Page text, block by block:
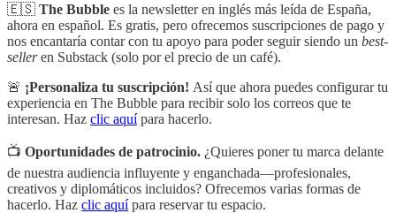
🇪🇸 The Bubble es la newsletter en inglés más leída de España,
ahora en español. Es gratis, pero ofrecemos suscripciones de pago y
nos encantaría contar con tu apoyo para poder seguir siendo un best-
selleren Substack (solo por el precio de un café).
🚨 ¡Personaliza tu suscripción! Así que ahora puedes configurar tu
experiencia en The Bubble para recibir solo los correos que te
interesan. Haz clic aquípara hacerlo.
📺 Oportunidades de patrocinio. ¿Quieres poner tu marca delante
de nuestra audiencia influyente y enganchada—profesionales,
creativos y diplomáticos incluidos? Ofrecemos varias formas de
hacerlo. Haz clic aquípara reservar tu espacio.